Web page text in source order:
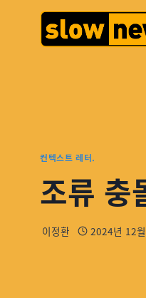
컨텍스트 레터.
조류 충
이정환 2024년 12